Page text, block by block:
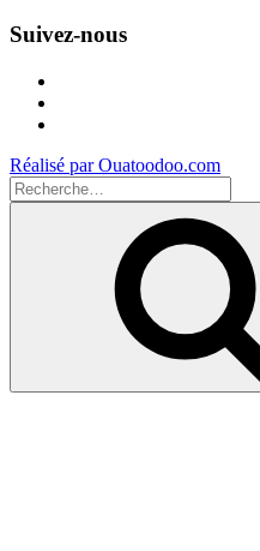
Suivez-nous
Réalisé par Ouatoodoo.com
Recherche
pour